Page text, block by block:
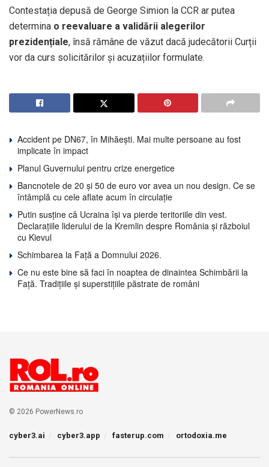
Contestația depusă de George Simion la CCR ar putea
determina o reevaluare a validării alegerilor
prezidențiale, însă rămâne de văzut dacă judecătorii Curții
vor da curs solicitărilor și acuzațiilor formulate.
Accident pe DN67, în Mihăești. Mai multe persoane au fost
implicate în impact
Planul Guvernului pentru crize energetice
Bancnotele de 20 și 50 de euro vor avea un nou design. Ce se
întâmplă cu cele aflate acum în circulație
Putin susține că Ucraina își va pierde teritoriile din vest.
Declarațiile liderului de la Kremlin despre România și războiul
cu Kievul
Schimbarea la Față a Domnului 2026.
Ce nu este bine să faci în noaptea de dinaintea Schimbării la
Față. Tradițiile și superstițiile păstrate de români
© 2026 PowerNews.ro
cyber3.ai cyber3.app fasterup.com ortodoxia.me